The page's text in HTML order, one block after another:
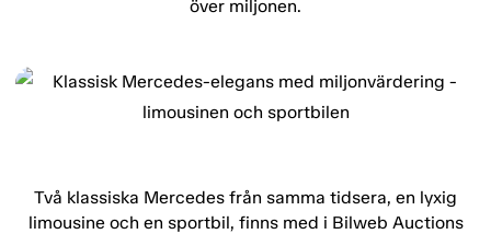
över miljonen.
Två klassiska Mercedes från samma tidsera, en lyxig
limousine och en sportbil, finns med i Bilweb Auctions